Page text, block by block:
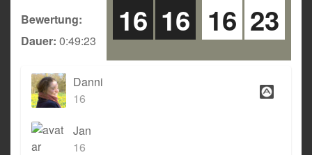
Bewertung: 23
16
16
16
Dauer: 0:49:23
Danni
16
Jan
16